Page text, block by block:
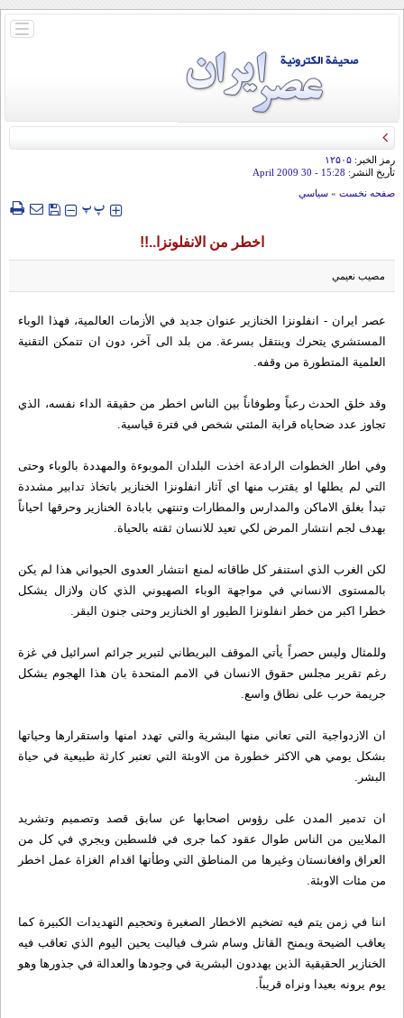
باز
رمز الخبر: ۱۲۵۰۵
تأريخ النشر: 15:28
- 30 April 2009
صفحه نخست » سياسي
‍‍‍ پپ
اخطر من الانفلونزا..!!
مصيب نعيمي
عصر ایران - انفلونزا الخنازير عنوان جديد في الأزمات العالمية، فهذا الوباء
المستشري يتحرك وينتقل بسرعة. من بلد الى آخر، دون ان تتمكن التقنية
العلمية المتطورة من وقفه.
وقد خلق الحدث رعباً وطوفاناً بين الناس اخطر من حقيقة الداء نفسه، الذي
تجاوز عدد ضحاياه قرابة المئتي شخص في فترة قياسية.
وفي اطار الخطوات الرادعة اخذت البلدان الموبوءة والمهددة بالوباء وحتى
التي لم يطلها او يقترب منها اي آثار انفلونزا الخنازير باتخاذ تدابير مشددة
تبدأ بغلق الاماكن والمدارس والمطارات وتنتهي بابادة الخنازير وحرقها احياناً
بهدف لجم انتشار المرض لكي تعيد للانسان ثقته بالحياة.
لكن الغرب الذي استنفر كل طاقاته لمنع انتشار العدوى الحيواني هذا لم يكن
بالمستوى الانساني في مواجهة الوباء الصهيوني الذي كان ولازال يشكل
خطرا اكبر من خطر انفلونزا الطيور او الخنازير وحتى جنون البقر.
وللمثال وليس حصراً يأتي الموقف البريطاني لتبرير جرائم اسرائيل في غزة
رغم تقرير مجلس حقوق الانسان في الامم المتحدة بان هذا الهجوم يشكل
جريمة حرب على نطاق واسع.
ان الازدواجية التي تعاني منها البشرية والتي تهدد امنها واستقرارها وحياتها
بشكل يومي هي الاكثر خطورة من الاوبئة التي تعتبر كارثة طبيعية في حياة
البشر.
ان تدمير المدن على رؤوس اصحابها عن سابق قصد وتصميم وتشريد
الملايين من الناس طوال عقود كما جرى في فلسطين ويجري في كل من
العراق وافغانستان وغيرها من المناطق التي وطأتها اقدام الغزاة عمل اخطر
من مئات الاوبئة.
اننا في زمن يتم فيه تضخيم الاخطار الصغيرة وتحجيم التهديدات الكبيرة كما
يعاقب الضيحة ويمنح القاتل وسام شرف فياليت يحين اليوم الذي تعاقب فيه
الخنازير الحقيقية الذين يهددون البشرية في وجودها والعدالة في جذورها وهو
يوم يرونه بعيدا ونراه قريباً.